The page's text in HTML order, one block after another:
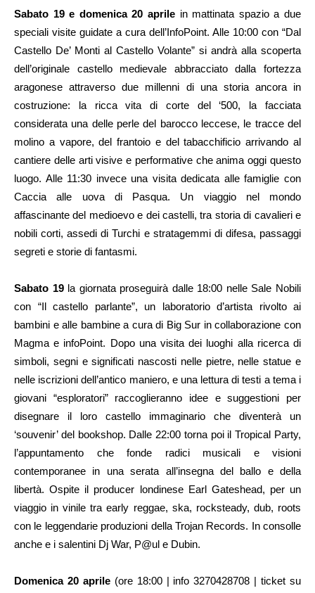
Sabato 19 e domenica 20 aprile in mattinata spazio a due
speciali visite guidate a cura dell’InfoPoint. Alle 10:00 con “Dal
Castello De’ Monti al Castello Volante” si andrà alla scoperta
dell’originale castello medievale abbracciato dalla fortezza
aragonese attraverso due millenni di una storia ancora in
costruzione: la ricca vita di corte del ‘500, la facciata
considerata una delle perle del barocco leccese, le tracce del
molino a vapore, del frantoio e del tabacchificio arrivando al
cantiere delle arti visive e performative che anima oggi questo
luogo. Alle 11:30 invece una visita dedicata alle famiglie con
Caccia alle uova di Pasqua. Un viaggio nel mondo
affascinante del medioevo e dei castelli, tra storia di cavalieri e
nobili corti, assedi di Turchi e stratagemmi di difesa, passaggi
segreti e storie di fantasmi.
Sabato 19la giornata proseguirà dalle 18:00 nelle Sale Nobili
con “Il castello parlante”, un laboratorio d’artista rivolto ai
bambini e alle bambine a cura di Big Sur in collaborazione con
Magma e infoPoint. Dopo una visita dei luoghi alla ricerca di
simboli, segni e significati nascosti nelle pietre, nelle statue e
nelle iscrizioni dell’antico maniero, e una lettura di testi a tema i
giovani “esploratori” raccoglieranno idee e suggestioni per
disegnare il loro castello immaginario che diventerà un
‘souvenir’ del bookshop. Dalle 22:00 torna poi il Tropical Party,
l’appuntamento che fonde radici musicali e visioni
contemporanee in una serata all’insegna del ballo e della
libertà. Ospite il producer londinese Earl Gateshead, per un
viaggio in vinile tra early reggae, ska, rocksteady, dub, roots
con le leggendarie produzioni della Trojan Records. In consolle
anche e i salentini Dj War, P@ul e Dubin.
Domenica 20 aprile(ore 18:00 | info 3270428708 | ticket su